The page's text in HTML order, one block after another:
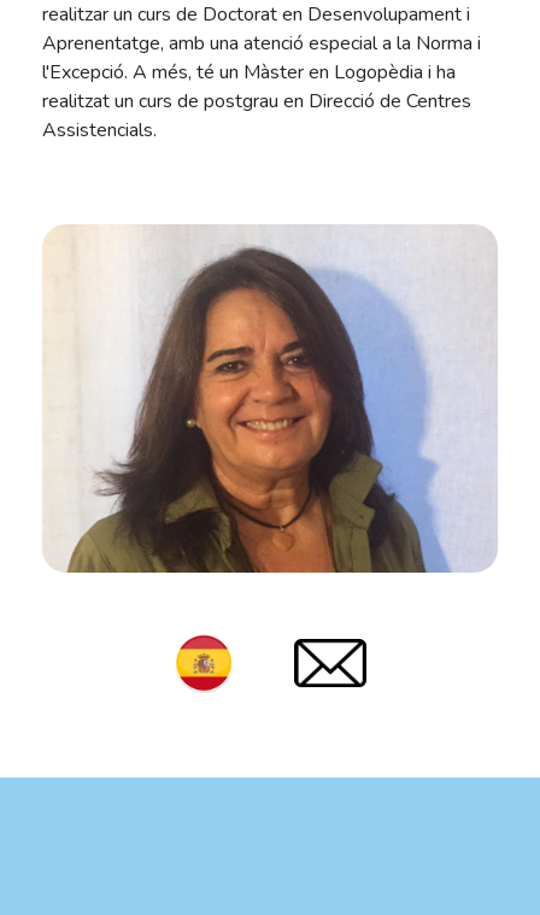
realitzar un curs de Doctorat en Desenvolupament i
Aprenentatge, amb una atenció especial a la Norma i
l'Excepció. A més, té un Màster en Logopèdia i ha
realitzat un curs de postgrau en Direcció de Centres
Assistencials.